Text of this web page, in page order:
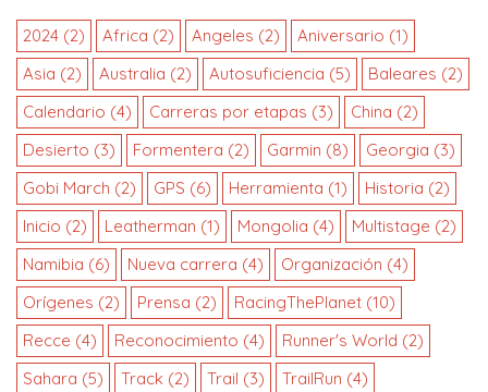
2024 (2) Africa (2) Angeles (2) Aniversario (1)
Asia (2) Australia (2) Autosuficiencia (5) Baleares (2)
Calendario (4) Carreras por etapas (3) China (2)
Desierto (3) Formentera (2) Garmin (8) Georgia (3)
Gobi March (2) GPS (6) Herramienta (1) Historia (2)
Inicio (2) Leatherman (1) Mongolia (4) Multistage (2)
Namibia (6) Nueva carrera (4) Organización (4)
Orígenes (2) Prensa (2) RacingThePlanet (10)
Recce (4) Reconocimiento (4) Runner's World (2)
Sahara (5) Track (2) Trail (3) TrailRun (4)